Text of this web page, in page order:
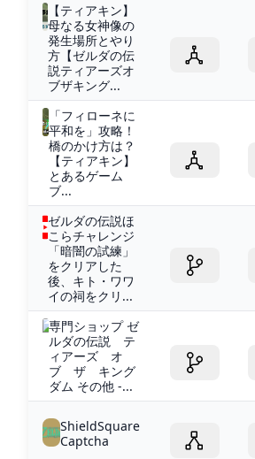
【ティアキン】
母なる女神像の
発生場所とやり
方【ゼルダの伝
説ティアーズオ
ブザキング...
「フィローネに
平和を」攻略！
橋のかけ方は？
【ティアキン】
とあるゲーム
ブ...
ゼルダの伝説ほ
こらチャレンジ
「暗闇の試練」
をクリアした
後、キト・ワワ
イの祠をクリ...
専門ショップ ゼ
ルダの伝説 テ
ィアーズ オ
ブ ザ キング
ダム その他 -...
ShieldSquare
Captcha